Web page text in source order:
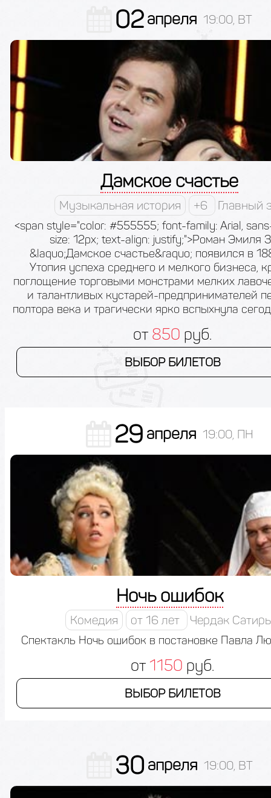
02апреля 19:00, ВТ
Дамское счастье
Музыкальная история +6 Главный
<span style="color: #555555; font-family: Arial,
size: 12px; text-align: justify;">Роман Эмиля
&laquo;Дамское счастье&raquo; появился в
Утопия успеха среднего и мелкого бизнеса,
поглощение торговыми монстрами мелких
и талантливых кустарей-предпринимателей
полтора века и трагически ярко вспыхнула
от 850 руб.
ВЫБОР БИЛЕТОВ
29 апреля 19:00, ПН
Ночь ошибок
Комедия от 16 лет Чердак
Спектакль Ночь ошибок в постановке Павла
от 1150 руб.
ВЫБОР БИЛЕТОВ
30 апреля 19:00, ВТ